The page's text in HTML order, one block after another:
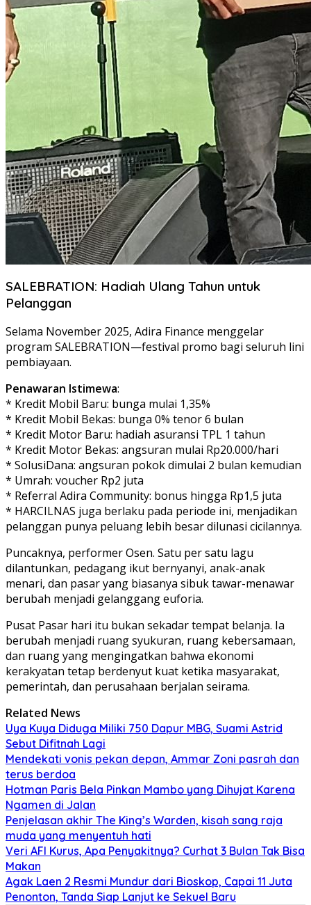
SALEBRATION: Hadiah Ulang Tahun untuk
Pelanggan
Selama November 2025, Adira Finance menggelar
program SALEBRATION—festival promo bagi seluruh lini
pembiayaan.
Penawaran Istimewa:
* Kredit Mobil Baru: bunga mulai 1,35%
* Kredit Mobil Bekas: bunga 0% tenor 6 bulan
* Kredit Motor Baru: hadiah asuransi TPL 1 tahun
* Kredit Motor Bekas: angsuran mulai Rp20.000/hari
* SolusiDana: angsuran pokok dimulai 2 bulan kemudian
* Umrah: voucher Rp2 juta
* Referral Adira Community: bonus hingga Rp1,5 juta
* HARCILNAS juga berlaku pada periode ini, menjadikan
pelanggan punya peluang lebih besar dilunasi cicilannya.
Puncaknya, performer Osen. Satu per satu lagu
dilantunkan, pedagang ikut bernyanyi, anak-anak
menari, dan pasar yang biasanya sibuk tawar-menawar
berubah menjadi gelanggang euforia.
Pusat Pasar hari itu bukan sekadar tempat belanja. Ia
berubah menjadi ruang syukuran, ruang kebersamaan,
dan ruang yang mengingatkan bahwa ekonomi
kerakyatan tetap berdenyut kuat ketika masyarakat,
pemerintah, dan perusahaan berjalan seirama.
Related News
Uya Kuya Diduga Miliki 750 Dapur MBG, Suami Astrid
Sebut Difitnah Lagi
Mendekati vonis pekan depan, Ammar Zoni pasrah dan
terus berdoa
Hotman Paris Bela Pinkan Mambo yang Dihujat Karena
Ngamen di Jalan
Penjelasan akhir The King’s Warden, kisah sang raja
muda yang menyentuh hati
Veri AFI Kurus, Apa Penyakitnya? Curhat 3 Bulan Tak Bisa
Makan
Agak Laen 2 Resmi Mundur dari Bioskop, Capai 11 Juta
Penonton, Tanda Siap Lanjut ke Sekuel Baru